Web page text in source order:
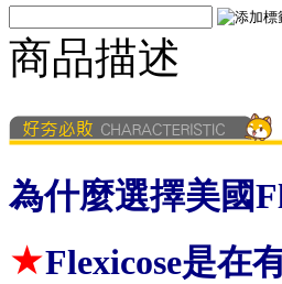
商品描述
為什麼選擇美國
★Flexicose是在